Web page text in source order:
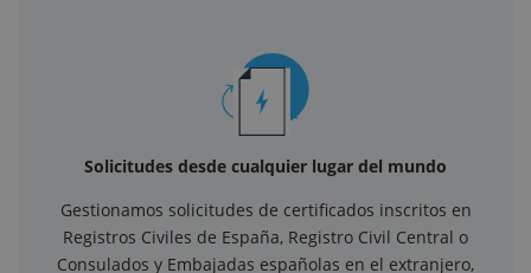
Solicitudes desde cualquier lugar del mundo
Gestionamos solicitudes de certificados inscritos en
Registros Civiles de España, Registro Civil Central o
Consulados y Embajadas españolas en el extranjero,